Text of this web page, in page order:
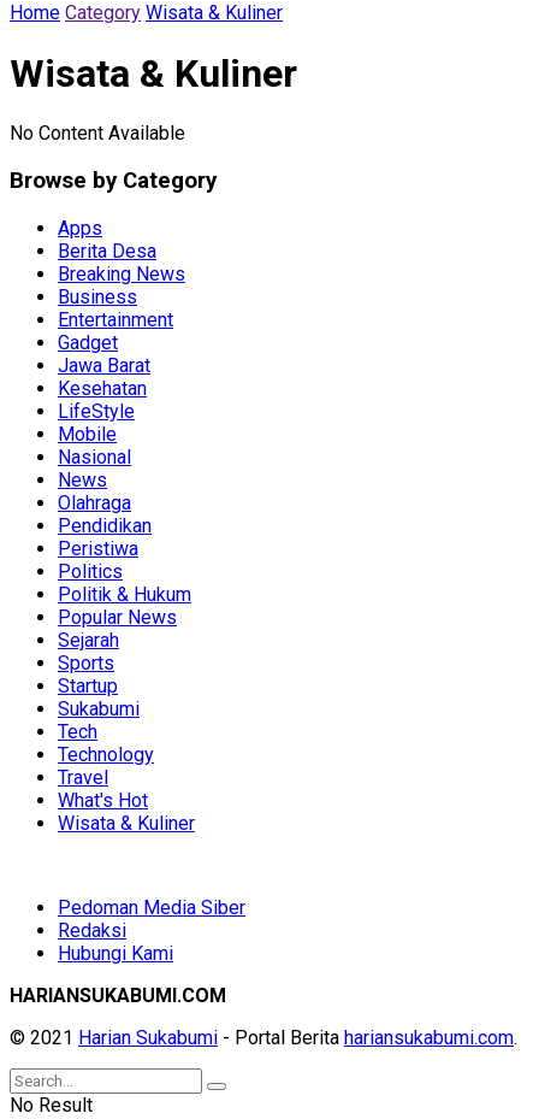
Home Category Wisata & Kuliner
Wisata & Kuliner
No Content Available
Browse by Category
Apps
Berita Desa
Breaking News
Business
Entertainment
Gadget
Jawa Barat
Kesehatan
LifeStyle
Mobile
Nasional
News
Olahraga
Pendidikan
Peristiwa
Politics
Politik & Hukum
Popular News
Sejarah
Sports
Startup
Sukabumi
Tech
Technology
Travel
What's Hot
Wisata & Kuliner
Pedoman Media Siber
Redaksi
Hubungi Kami
HARIANSUKABUMI.COM
© 2021 Harian Sukabumi - Portal Berita hariansukabumi.com.
No Result